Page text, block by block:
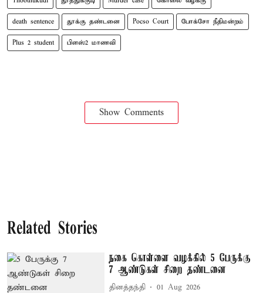
death sentence தூக்கு தண்டனை Pocso Court போக்சோ நீதிமன்றம்
Plus 2 student பிளஸ்2 மாணவி
Show Comments
Related Stories
நகை கொள்ளை வழக்கில் 5 பேருக்கு
7 ஆண்டுகள் சிறை தண்டனை
தினத்தந்தி 01 Aug 2026